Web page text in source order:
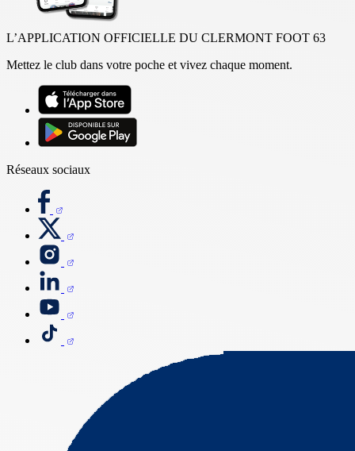
L’APPLICATION OFFICIELLE DU CLERMONT FOOT 63
Mettez le club dans votre poche et vivez chaque moment.
Réseaux sociaux